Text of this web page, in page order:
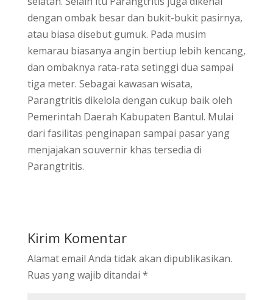
dengan ombak besar dan bukit-bukit pasirnya,
atau biasa disebut gumuk. Pada musim
kemarau biasanya angin bertiup lebih kencang,
dan ombaknya rata-rata setinggi dua sampai
tiga meter. Sebagai kawasan wisata,
Parangtritis dikelola dengan cukup baik oleh
Pemerintah Daerah Kabupaten Bantul. Mulai
dari fasilitas penginapan sampai pasar yang
menjajakan souvernir khas tersedia di
Parangtritis.
Kirim Komentar
Alamat email Anda tidak akan dipublikasikan.
Ruas yang wajib ditandai *